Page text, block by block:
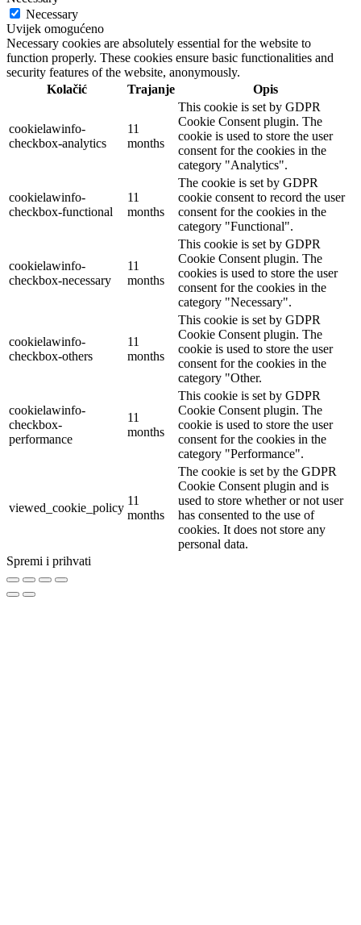
Necessary
Uvijek omogućeno
Necessary cookies are absolutely essential for the website to
function properly. These cookies ensure basic functionalities and
security features of the website, anonymously.
Kolačić
Trajanje Opis
cookielawinfo-
checkbox-analytics
11
months
This cookie is set by GDPR
Cookie Consent plugin. The
cookie is used to store the user
consent for the cookies in the
category "Analytics".
cookielawinfo-
checkbox-functional
11
months
The cookie is set by GDPR
cookie consent to record the user
consent for the cookies in the
category "Functional".
cookielawinfo-
checkbox-necessary
11
months
This cookie is set by GDPR
Cookie Consent plugin. The
cookies is used to store the user
consent for the cookies in the
category "Necessary".
cookielawinfo-
checkbox-others
11
months
This cookie is set by GDPR
Cookie Consent plugin. The
cookie is used to store the user
consent for the cookies in the
category "Other.
cookielawinfo-
checkbox-
performance
11
months
This cookie is set by GDPR
Cookie Consent plugin. The
cookie is used to store the user
consent for the cookies in the
category "Performance".
viewed_cookie_policy
11
months
The cookie is set by the GDPR
Cookie Consent plugin and is
used to store whether or not user
has consented to the use of
cookies. It does not store any
personal data.
Spremi i prihvati